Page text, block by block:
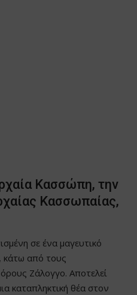
Κασσώπη, την
Κασσωπαίας,
σε ένα μαγευτικό
κάτω από τους
Ζάλογγο. Αποτελεί
καταπληκτική θέα στον